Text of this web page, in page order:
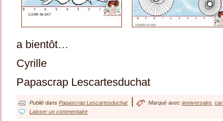
a bientôt…
Cyrille
Papascrap Lescartesduchat
Publié dans Papascrap Lescartesduchat Marqué avec anniversaire
Laisser un commentaire